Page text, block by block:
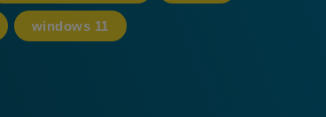
windows 11